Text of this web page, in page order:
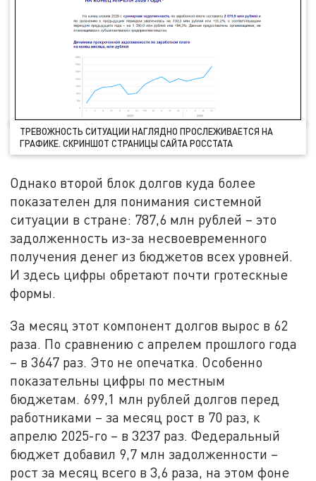
ТРЕВОЖНОСТЬ СИТУАЦИИ НАГЛЯДНО ПРОСЛЕЖИВАЕТСЯ НА
ГРАФИКЕ. СКРИНШОТ СТРАНИЦЫ САЙТА РОССТАТА
Однако второй блок долгов куда более
показателен для понимания системной
ситуации в стране: 787,6 млн рублей – это
задолженность из-за несвоевременного
получения денег из бюджетов всех уровней.
И здесь цифры обретают почти гротескные
формы.
За месяц этот компонент долгов вырос в 62
раза. По сравнению с апрелем прошлого года
– в 3647 раз. Это не опечатка. Особенно
показательны цифры по местным
бюджетам. 699,1 млн рублей долгов перед
работниками – за месяц рост в 70 раз, к
апрелю 2025-го – в 3237 раз. Федеральный
бюджет добавил 9,7 млн задолженности –
рост за месяц всего в 3,6 раза, на этом фоне